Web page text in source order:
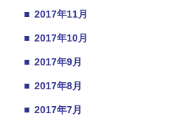
■ 2017年11月
■ 2017年10月
■ 2017年9月
■ 2017年8月
■ 2017年7月